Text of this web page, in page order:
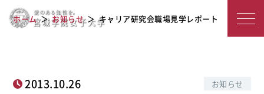
宮
キャリア研究会職場見学レポート
ホーム お知らせ キャリア研究会職場見学レポート
2013.10.26 お知らせ